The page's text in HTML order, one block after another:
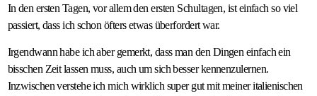
In den ersten Tagen, vor allem den ersten Schultagen, ist einfach so viel
passiert, dass ich schon öfters etwas überfordert war.
Irgendwann habe ich aber gemerkt, dass man den Dingen einfach ein
bisschen Zeit lassen muss, auch um sich besser kennenzulernen.
Inzwischen verstehe ich mich wirklich super gut mit meiner italienischen